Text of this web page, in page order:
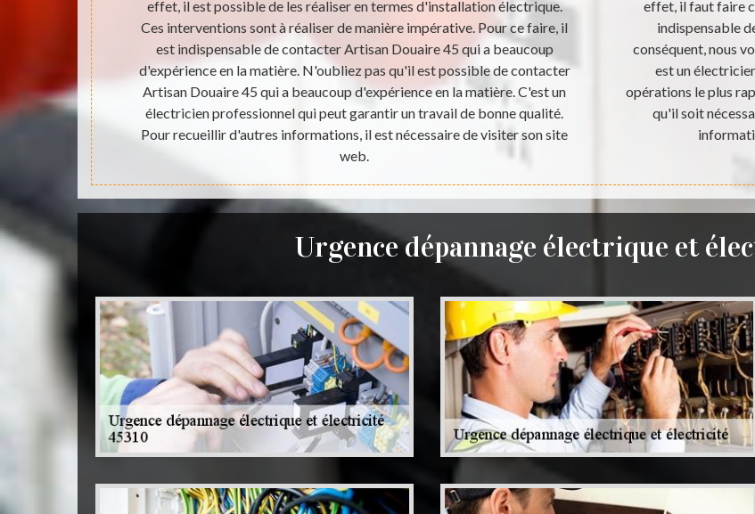
peut s'en
et
effet, il est possible de les réaliser en termes d'installation électrique.
Ces interventions sont à réaliser de manière impérative. Pour ce faire, il
est indispensable de contacter Artisan Douaire 45 qui a beaucoup
d'expérience en la matière. N'oubliez pas qu'il est possible de contacter
Artisan Douaire 45 qui a beaucoup d'expérience en la matière. C'est un
électricien professionnel qui peut garantir un travail de bonne qualité.
Pour recueillir d'autres informations, il est nécessaire de visiter son site
web.
effet, il faut faire
indispensable
conséquent, nous
est un
opérations le plus
qu'il soit
Urgence dépannage électrique et